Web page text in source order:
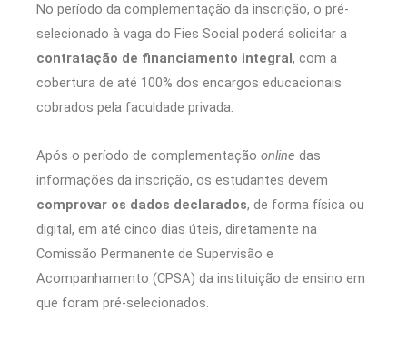
No período da complementação da inscrição, o pré-
selecionado à vaga do Fies Social poderá solicitar a
contratação de financiamento integral, com a
cobertura de até 100% dos encargos educacionais
cobrados pela faculdade privada.
Após o período de complementação online das
informações da inscrição, os estudantes devem
comprovar os dados declarados, de forma física ou
digital, em até cinco dias úteis, diretamente na
Comissão Permanente de Supervisão e
Acompanhamento (CPSA) da instituição de ensino em
que foram pré-selecionados.